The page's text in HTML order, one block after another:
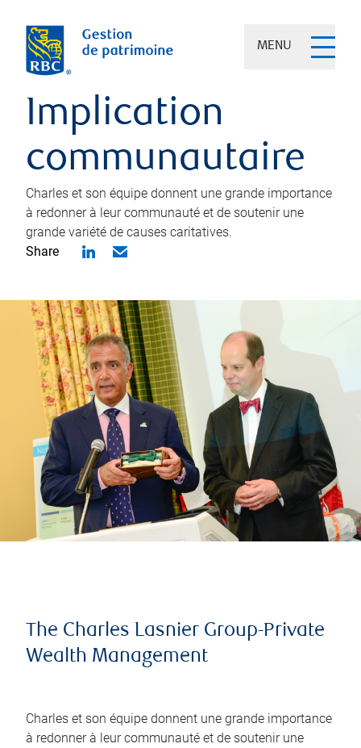
MENU
Implication
communautaire
Charles et son équipe donnent une grande importance
à redonner à leur communauté et de soutenir une
grande variété de causes caritatives.
Share
The Charles Lasnier Group-Private
Wealth Management
Charles et son équipe donnent une grande importance
à redonner à leur communauté et de soutenir une